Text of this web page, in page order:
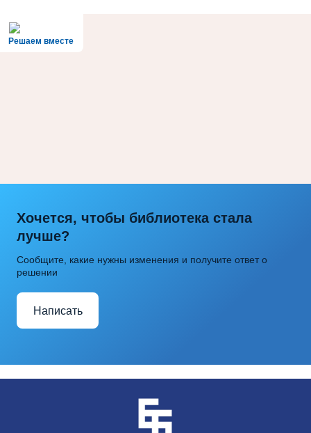
Решаем вместе
Хочется, чтобы библиотека стала
лучше?
Сообщите, какие нужны изменения и получите ответ о
решении
Написать